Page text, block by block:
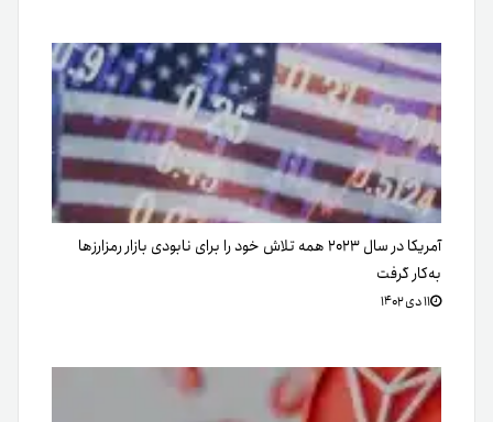
آمریکا در سال ۲۰۲۳ همه تلاش خود را برای نابودی بازار رمزارزها
به‌کار گرفت
۱۱ دی ۱۴۰۲